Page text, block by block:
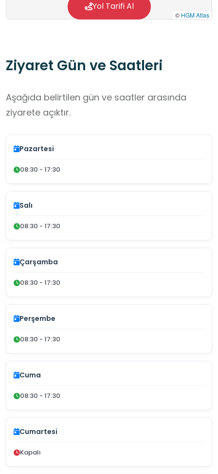
© HGM Atlas
Yol Tarifi Al
Ziyaret Gün ve Saatleri
Aşağıda belirtilen gün ve saatler arasında
ziyarete açıktır.
Pazartesi
08:30 - 17:30
Salı
08:30 - 17:30
Çarşamba
08:30 - 17:30
Perşembe
08:30 - 17:30
Cuma
08:30 - 17:30
Cumartesi
Kapalı